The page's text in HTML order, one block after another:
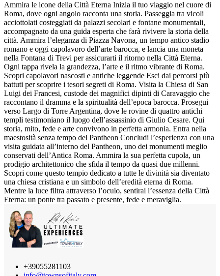
Ammira le icone della Città Eterna Inizia il tuo viaggio nel cuore di
Roma, dove ogni angolo racconta una storia. Passeggia tra vicoli
acciottolati costeggiati da palazzi secolari e fontane monumentali,
accompagnato da una guida esperta che farà rivivere la storia della
città. Ammira l’eleganza di Piazza Navona, un tempo antico stadio
romano e oggi capolavoro dell’arte barocca, e lancia una moneta
nella Fontana di Trevi per assicurarti il ritorno nella Città Eterna.
Ogni tappa rivela la grandezza, l’arte e il ritmo vibrante di Roma.
Scopri capolavori nascosti e antiche leggende Esci dai percorsi più
battuti per scoprire i tesori segreti di Roma. Visita la Chiesa di San
Luigi dei Francesi, custode dei magnifici dipinti di Caravaggio che
raccontano il dramma e la spiritualità dell’epoca barocca. Prosegui
verso Largo di Torre Argentina, dove le rovine di quattro antichi
templi testimoniano il luogo dell’assassinio di Giulio Cesare. Qui
storia, mito, fede e arte convivono in perfetta armonia. Entra nella
maestosità senza tempo del Pantheon Concludi l’esperienza con una
visita guidata all’interno del Pantheon, uno dei monumenti meglio
conservati dell’Antica Roma. Ammira la sua perfetta cupola, un
prodigio architettonico che sfida il tempo da quasi due millenni.
Scopri come questo tempio dedicato a tutte le divinità sia diventato
una chiesa cristiana e un simbolo dell’eredità eterna di Roma.
Mentre la luce filtra attraverso l’oculo, sentirai l’essenza della Città
Eterna: un ponte tra passato e presente, fede e meraviglia.
+39055281103